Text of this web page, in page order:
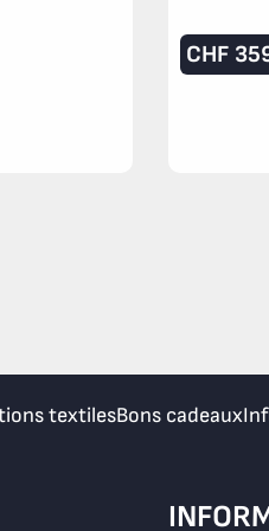
CHF
textilesBons cadeaux